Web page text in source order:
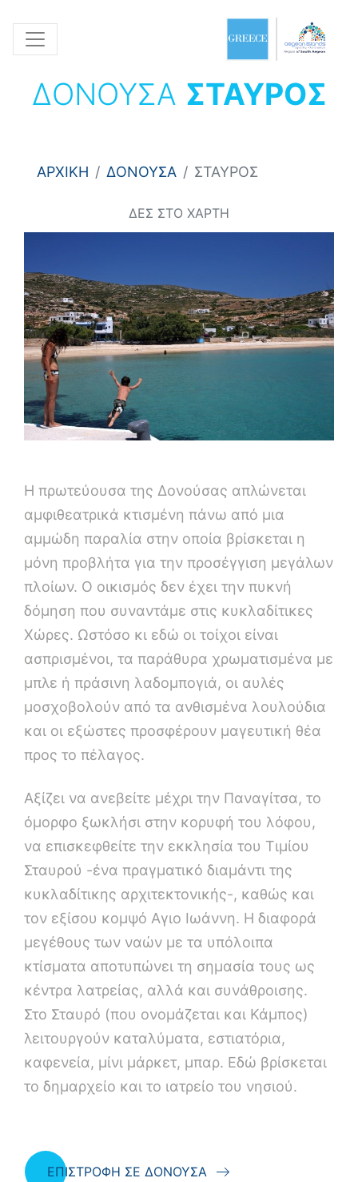
ΔΟΝΟΥΣΑ ΣΤΑΥΡΟΣ
ΑΡΧΙΚΗ ΔΟΝΟΥΣΑ ΣΤΑΥΡΟΣ
ΔΕΣ ΣΤΟ ΧΑΡΤΗ
Η πρωτεύουσα της Δονούσας απλώνεται
αμφιθεατρικά κτισμένη πάνω από μια
αμμώδη παραλία στην οποία βρίσκεται η
μόνη προβλήτα για την προσέγγιση μεγάλων
πλοίων. Ο οικισμός δεν έχει την πυκνή
δόμηση που συναντάμε στις κυκλαδίτικες
Χώρες. Ωστόσο κι εδώ οι τοίχοι είναι
ασπρισμένοι, τα παράθυρα χρωματισμένα με
μπλε ή πράσινη λαδομπογιά, οι αυλές
μοσχοβολούν από τα ανθισμένα λουλούδια
και οι εξώστες προσφέρουν μαγευτική θέα
προς το πέλαγος.
Αξίζει να ανεβείτε μέχρι την Παναγίτσα, το
όμορφο ξωκλήσι στην κορυφή του λόφου,
να επισκεφθείτε την εκκλησία του Τιμίου
Σταυρού -ένα πραγματικό διαμάντι της
κυκλαδίτικης αρχιτεκτονικής-, καθώς και
τον εξίσου κομψό Αγιο Ιωάννη. Η διαφορά
μεγέθους των ναών με τα υπόλοιπα
κτίσματα αποτυπώνει τη σημασία τους ως
κέντρα λατρείας, αλλά και συνάθροισης.
Στο Σταυρό (που ονομάζεται και Κάμπος)
λειτουργούν καταλύματα, εστιατόρια,
καφενεία, μίνι μάρκετ, μπαρ. Εδώ βρίσκεται
το δημαρχείο και το ιατρείο του νησιού.
ΕΠΙΣΤΡΟΦΗ ΣΕ ΔΟΝΟΥΣΑ